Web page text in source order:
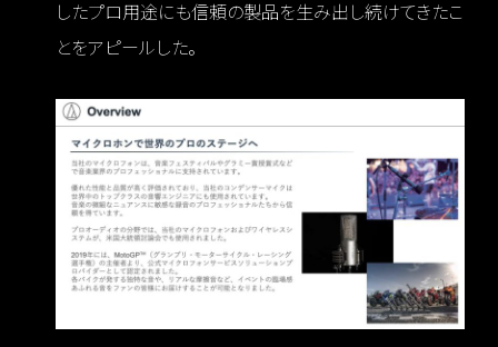
したプロ用途にも信頼の製品を生み出し続けてきたこ
とをアピールした。